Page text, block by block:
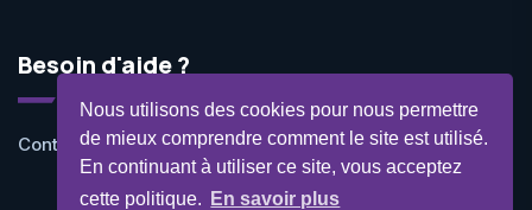
Nous utilisons des cookies pour nous permettre
de mieux comprendre comment le site est utilisé.
En continuant à utiliser ce site, vous acceptez
cette politique.
En savoir plus
Besoin d'aide ?
Contactez-nous